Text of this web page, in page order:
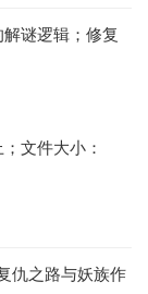
解谜逻辑；修复
文件大小：
仇之路与妖族作